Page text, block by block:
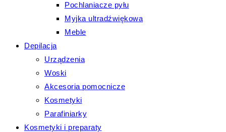
Pochlaniacze pyłu
Myjka ultradźwiękowa
Meble
Depilacja
Urządzenia
Woski
Akcesoria pomocnicze
Kosmetyki
Parafiniarky
Kosmetyki i preparaty